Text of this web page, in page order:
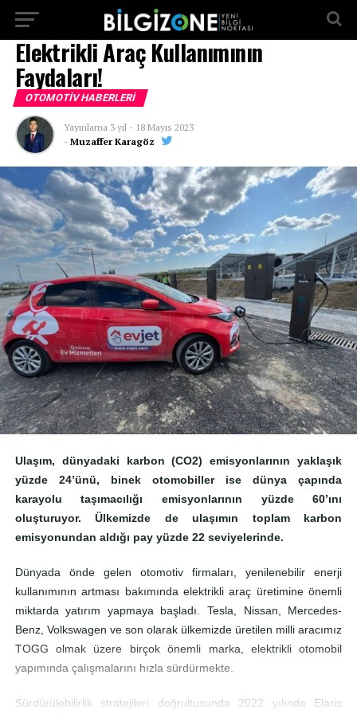
Elektrikli Araç Kullanımının
Faydaları!
OTOMOTIV HABERLERI
Yayınlama 3 yıl - 18 Mayıs 2023
- Muzaffer Karagöz
Ulaşım, dünyadaki karbon (CO2) emisyonlarının yaklaşık
yüzde 24’ünü, binek otomobiller ise dünya çapında
karayolu taşımacılığı emisyonlarının yüzde 60’ını
oluşturuyor. Ülkemizde de ulaşımın toplam karbon
emisyonundan aldığı pay yüzde 22 seviyelerinde.
Dünyada önde gelen otomotiv firmaları, yenilenebilir enerji
kullanımının artması bakımında elektrikli araç üretimine önemli
miktarda yatırım yapmaya başladı. Tesla, Nissan, Mercedes-
Benz, Volkswagen ve son olarak ülkemizde üretilen milli aracımız
TOGG olmak üzere birçok önemli marka, elektrikli otomobil
yapımında çalışmalarını hızla sürdürmekte.
Sürdürülebilirlik stratejileri doğrultusunda 2022 yılında Elaris